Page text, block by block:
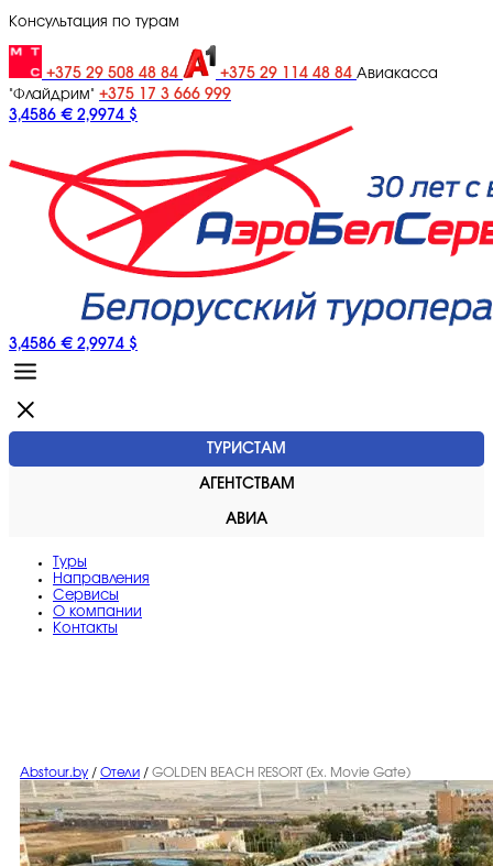
Консультация по турам
+375 29 508 48 84 +375 29 114 48 84 Авиакасса
"Флайдрим" +375 17 3 666 999
3,4586 € 2,9974 $
3,4586 € 2,9974 $
ТУРИСТАМ
АГЕНТСТВАМ
АВИА
Туры
Направления
Сервисы
O компании
Контакты
Abstour.by / Отели / GOLDEN BEACH RESORT (Ex. Movie Gate)